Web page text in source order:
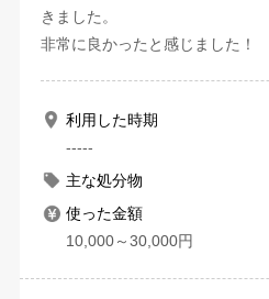
きました。
非常に良かったと感じました！
利用した時期
-----
主な処分物
使った金額
10,000～30,000円